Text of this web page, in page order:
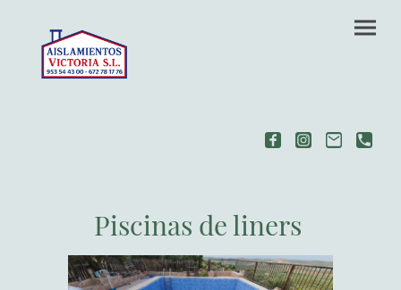
Piscinas de liners